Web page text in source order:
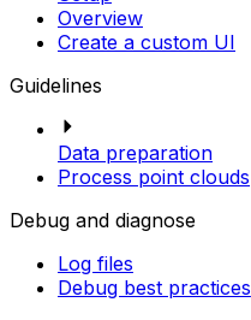
Overview
Create a custom UI
Guidelines
Data preparation
Process point clouds
Debug and diagnose
Log files
Debug best practices